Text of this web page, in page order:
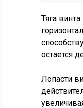
Тяга
остается
Лопасти